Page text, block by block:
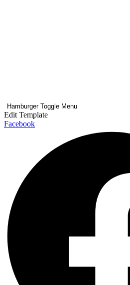
Hamburger Toggle Menu
Edit Template
Facebook